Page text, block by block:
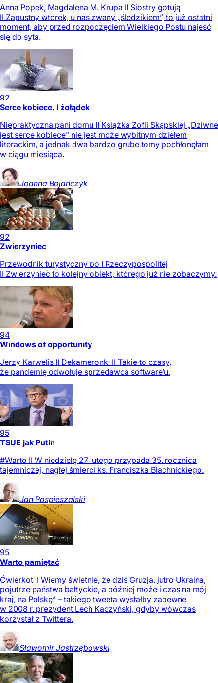
Anna Popek, Magdalena M. Krupa II Siostry gotują
II Zapustny wtorek, u nas zwany „śledzikiem”, to już ostatni
moment, aby przed rozpoczęciem Wielkiego Postu najeść
się do syta.
92
Serce kobiece. I żołądek
Niepraktyczna pani domu II Książka Zofii Skąpskiej „Dziwne
jest serce kobiece” nie jest może wybitnym dziełem
literackim, a jednak dwa bardzo grube tomy pochłonęłam
w ciągu miesiąca.
Joanna Bojańczyk
92
Zwierzyniec
Przewodnik turystyczny po I Rzeczypospolitej
II Zwierzyniec to kolejny obiekt, którego już nie zobaczymy.
94
Windows of opportunity
Jerzy Karwelis II Dekameronki II Takie to czasy,
że pandemię odwołuje sprzedawca software’u.
95
TSUE jak Putin
#Warto II W niedzielę 27 lutego przypada 35. rocznica
tajemniczej, nagłej śmierci ks. Franciszka Blachnickiego.
Jan Pospieszalski
95
Warto pamiętać
Ćwierkot II Wiemy świetnie, że dziś Gruzja, jutro Ukraina,
pojutrze państwa bałtyckie, a później może i czas na mój
kraj, na Polskę” – takiego tweeta wysłałby zapewne
w 2008 r. prezydent Lech Kaczyński, gdyby wówczas
korzystał z Twittera.
Sławomir Jastrzębowski